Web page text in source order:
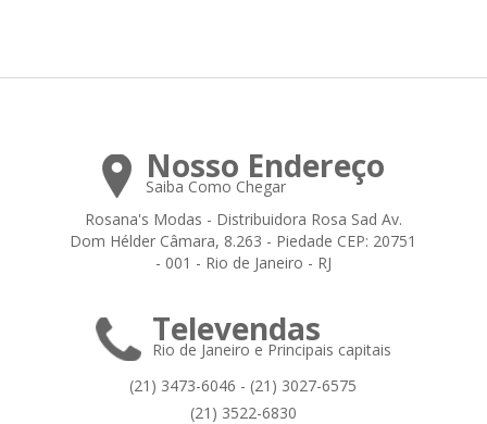
Nosso Endereço
Saiba Como Chegar
Rosana's Modas - Distribuidora Rosa Sad Av.
Dom Hélder Câmara, 8.263 - Piedade CEP: 20751
- 001 - Rio de Janeiro - RJ
Televendas
Rio de Janeiro e Principais capitais
(21) 3473-6046 - (21) 3027-6575
(21) 3522-6830